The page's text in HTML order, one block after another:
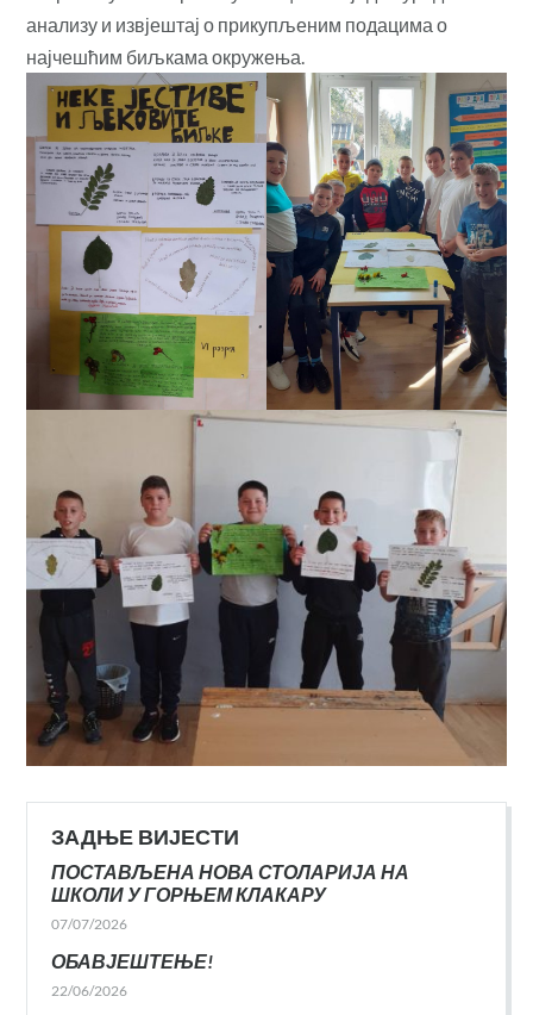
анализу и извјештај о прикупљеним подацима о
најчешћим биљкама окружења.
ЗАДЊЕ ВИЈЕСТИ
ПОСТАВЉЕНА НОВА СТОЛАРИЈА НА
ШКОЛИ У ГОРЊЕМ КЛАКАРУ
07/07/2026
ОБАВЈЕШТЕЊЕ!
22/06/2026